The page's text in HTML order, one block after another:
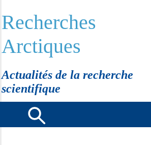
Recherches
Arctiques
Actualités de la recherche
scientifique